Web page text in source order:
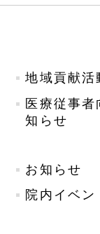
地域貢献活
医療従事者
知らせ
お知らせ
院内イベン